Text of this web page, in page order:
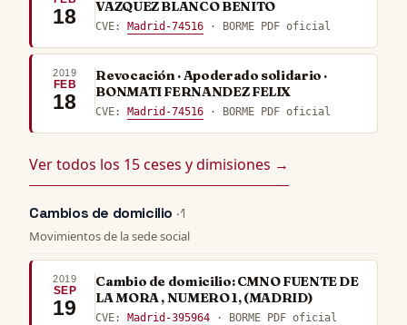
18 VAZQUEZ BLANCO BENITO
CVE: Madrid-74516 · BORME PDF oficial
2019
FEB
18
Revocación · Apoderado solidario ·
BONMATI FERNANDEZ FELIX
CVE: Madrid-74516 · BORME PDF oficial
Ver todos los 15 ceses y dimisiones →
Cambios de domicilio · 1
Movimientos de la sede social
2019
SEP
19
Cambio de domicilio: CMNO FUENTE DE
LA MORA , NUMERO 1, (MADRID)
CVE:Madrid-395964 · BORME PDF oficial